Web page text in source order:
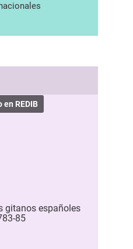
REDIB
gitanos españoles
85